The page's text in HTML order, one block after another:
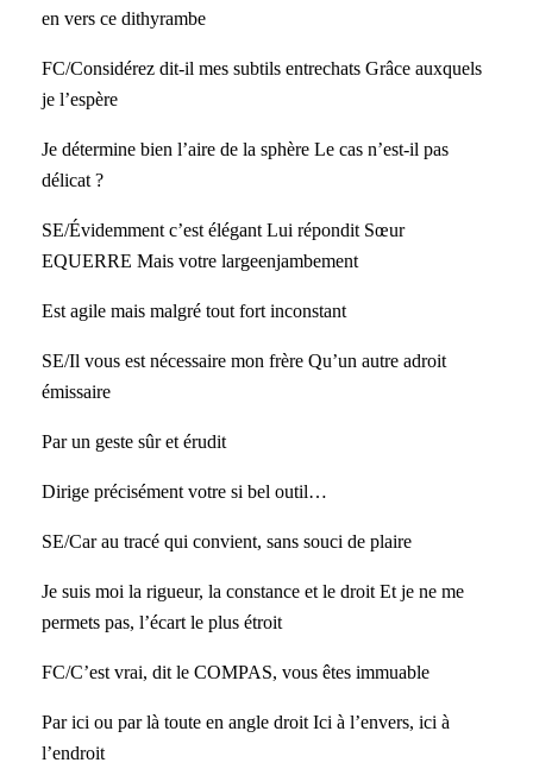
en vers ce dithyrambe
FC/Considérez dit-il mes subtils entrechats Grâce auxquels
je l’espère
Je détermine bien l’aire de la sphère Le cas n’est-il pas
délicat ?
SE/Évidemment c’est élégant Lui répondit Sœur
EQUERRE Mais votre largeenjambement
Est agile mais malgré tout fort inconstant
SE/Il vous est nécessaire mon frère Qu’un autre adroit
émissaire
Par un geste sûr et érudit
Dirige précisément votre si bel outil…
SE/Car au tracé qui convient, sans souci de plaire
Je suis moi la rigueur, la constance et le droit Et je ne me
permets pas, l’écart le plus étroit
FC/C’est vrai, dit le COMPAS, vous êtes immuable
Par ici ou par là toute en angle droit Ici à l’envers, ici à
l’endroit